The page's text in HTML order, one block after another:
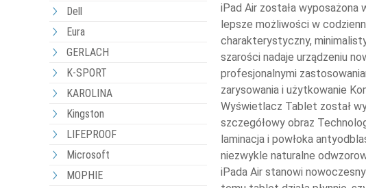
Dell
Eura
GERLACH
K-SPORT
KAROLINA
Kingston
LIFEPROOF
Microsoft
MOPHIE
iPad Air została wyposażona
lepsze możliwości w
charakterystyczny,
szarości nadaje urządzeniu
profesjonalnymi
zarysowania i użytkowanie
Wyświetlacz Tablet został
szczegółowy obraz
laminacja i powłoka
niezwykle naturalne
iPada Air stanowi